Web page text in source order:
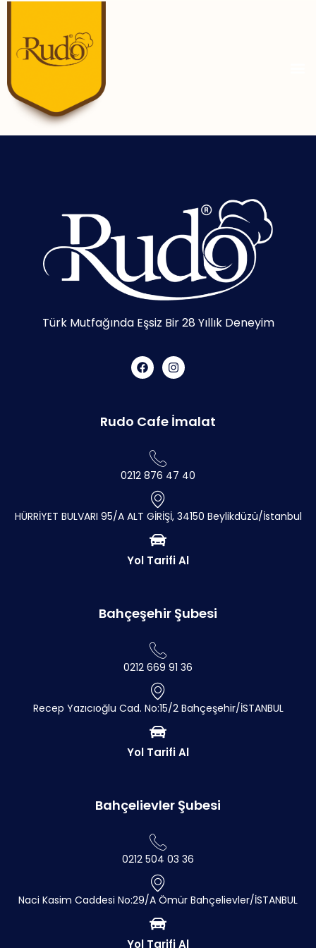
Türk Mutfağında Eşsiz Bir 28 Yıllık Deneyim
Rudo Cafe İmalat
0212 876 47 40
HÜRRİYET BULVARI 95/A ALT GİRİŞİ, 34150 Beylikdüzü/İstanbul
Yol Tarifi Al
Bahçeşehir Şubesi
0212 669 91 36
Recep Yazıcıoğlu Cad. No:15/2 Bahçeşehir/İSTANBUL
Yol Tarifi Al
Bahçelievler Şubesi
0212 504 03 36
Naci Kasim Caddesi No:29/A Ömür Bahçelievler/İSTANBUL
Yol Tarifi Al